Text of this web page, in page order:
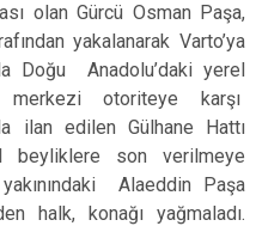
olan Gürcü Osman Paşa,
yakalanarak Varto’ya
Doğu Anadolu’daki yerel
merkezi otoriteye karşı
ilan edilen Gülhane Hattı
son verilmeye
Alaeddin Paşa
halk, konağı yağmaladı.